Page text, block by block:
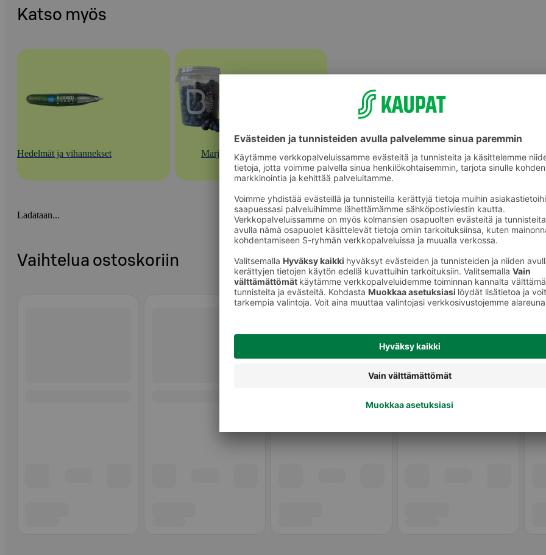
Katso myös
Hedelmät ja vihannekset Marjat
Ladataan...
Vaihtelua ostoskoriin